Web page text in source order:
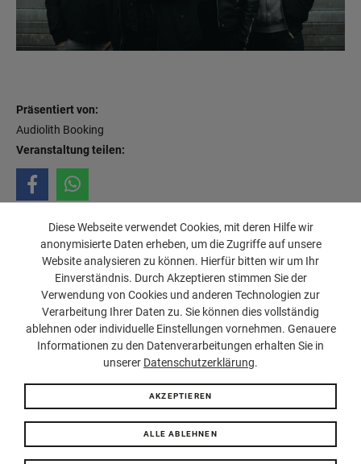
Diese Webseite verwendet Cookies, mit deren Hilfe wir
anonymisierte Daten erheben, um die Zugriffe auf unsere
Website analysieren zu können. Hierfür bitten wir um Ihr
Einverständnis. Durch Akzeptieren stimmen Sie der
Verwendung von Cookies und anderen Technologien zur
Verarbeitung Ihrer Daten zu. Sie können dies vollständig
ablehnen oder individuelle Einstellungen vornehmen. Genauere
Informationen zu den Datenverarbeitungen erhalten Sie in
unserer Datenschutzerklärung.
AKZEPTIEREN
ALLE ABLEHNEN
Präsentiert von:
Audiolith Booking
Veranstaltung teilen:
Impressum Jugendschutz FAQ Datenschutz © SUBSTAGE